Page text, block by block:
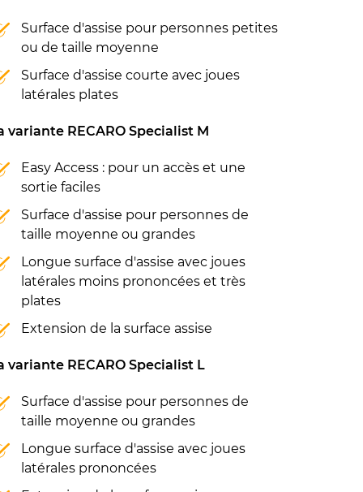
Surface d'assise pour personnes petites
ou de taille moyenne
Surface d'assise courte avec joues
latérales plates
variante RECARO Specialist M
Easy Access : pour un accès et une
sortie faciles
Surface d'assise pour personnes de
taille moyenne ou grandes
Longue surface d'assise avec joues
latérales moins prononcées et très
plates
Extension de la surface assise
variante RECARO Specialist L
Surface d'assise pour personnes de
taille moyenne ou grandes
Longue surface d'assise avec joues
latérales prononcées